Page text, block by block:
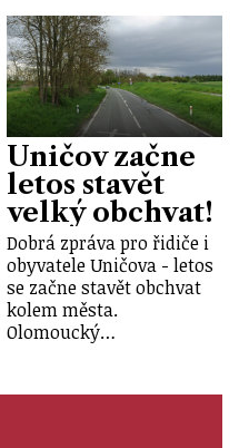
Uničov začne
letos stavět
velký obchvat!
Dobrá zpráva pro řidiče i
obyvatele Uničova - letos
se začne stavět obchvat
kolem města.
Olomoucký…